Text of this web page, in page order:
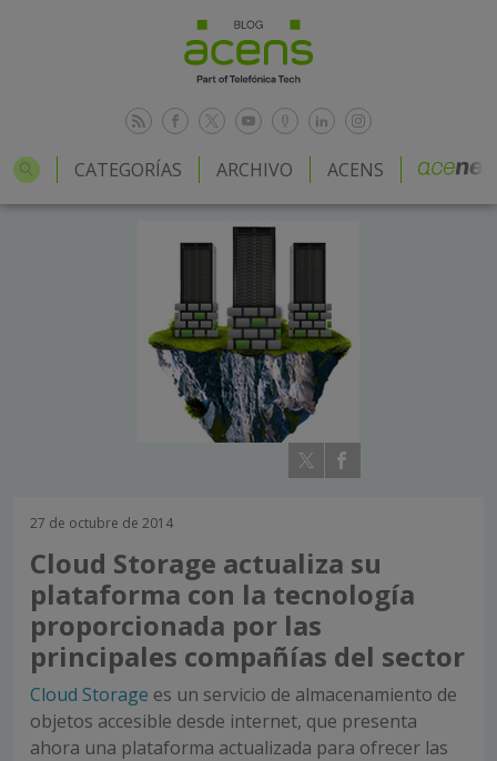
CATEGORÍAS ARCHIVO ACENS
27 de octubre de 2014
Cloud Storage actualiza su
plataforma con la tecnología
proporcionada por las
principales compañías del sector
Cloud Storage es un servicio de almacenamiento de
objetos accesible desde internet, que presenta
ahora una plataforma actualizada para ofrecer las